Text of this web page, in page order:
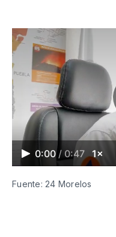
0:00 / 0:47 1×
Fuente: 24 Morelos